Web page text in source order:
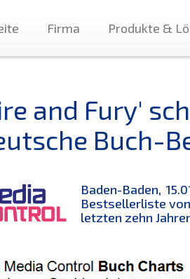
Firma Produkte &
and Fury'
Buch-
Baden-Baden,
Bestsellerliste
letzten zehn